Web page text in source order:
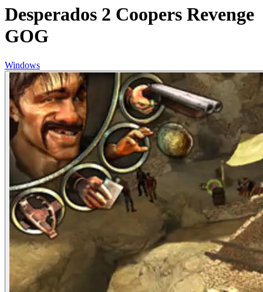
Desperados 2 Coopers Revenge
GOG
Windows